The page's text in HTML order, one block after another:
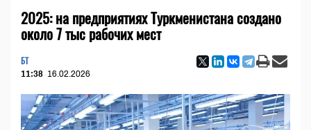
2025: на предприятиях Туркменистана создано
около 7 тыс рабочих мест
БТ
11:38 16.02.2026